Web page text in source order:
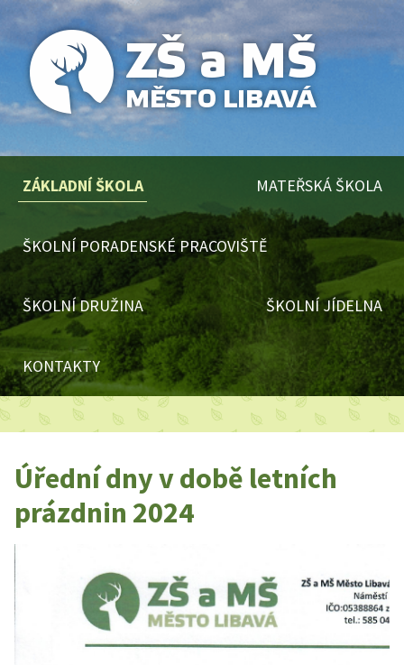
ZÁKLADNÍ ŠKOLA MATEŘSKÁ ŠKOLA
ŠKOLNÍ PORADENSKÉ PRACOVIŠTĚ
ŠKOLNÍ DRUŽINA ŠKOLNÍ JÍDELNA
KONTAKTY
Úřední dny v době letních
prázdnin 2024